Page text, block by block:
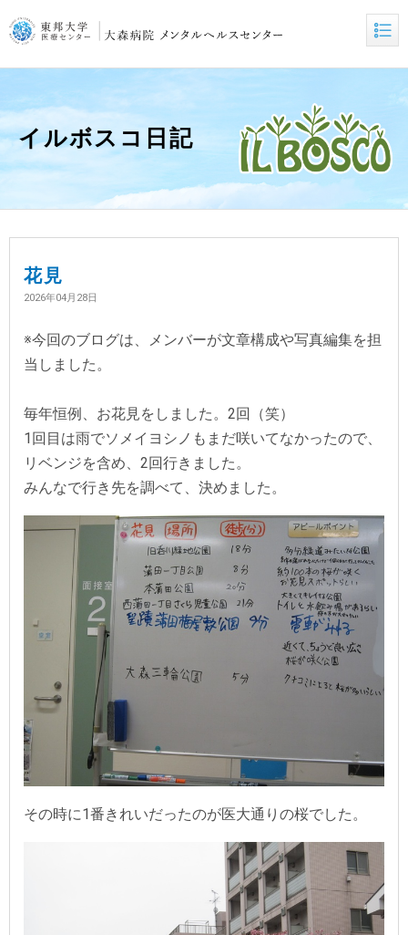
イルボスコ日記
花見
2026年04月28日
※今回のブログは、メンバーが文章構成や写真編集を担
当しました。
毎年恒例、お花見をしました。2回（笑）
1回目は雨でソメイヨシノもまだ咲いてなかったので、
リベンジを含め、2回行きました。
みんなで行き先を調べて、決めました。
その時に1番きれいだったのが医大通りの桜でした。